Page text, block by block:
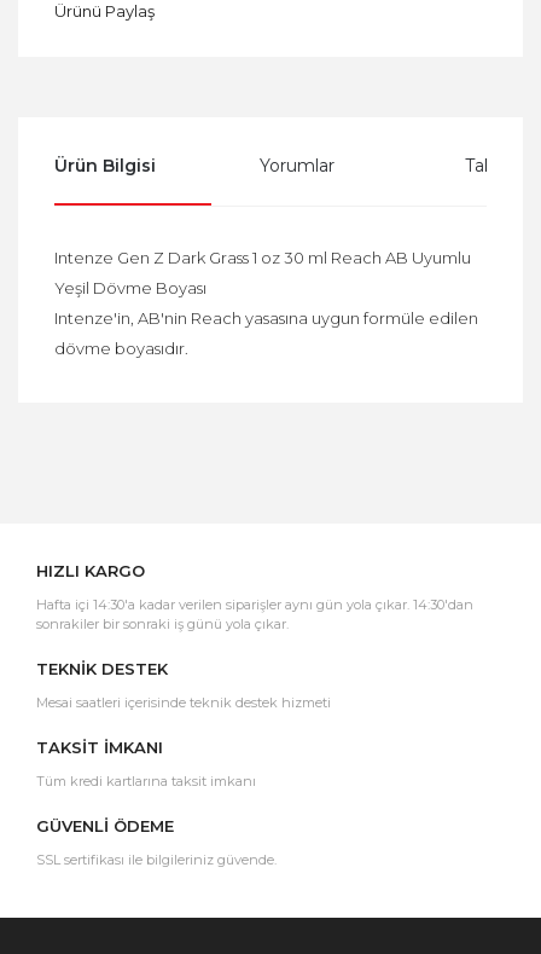
Ürünü Paylaş
Ürün Bilgisi Yorumlar Taksit
Intenze Gen Z Dark Grass 1 oz 30 ml Reach AB Uyumlu
Yeşil Dövme Boyası
Intenze'in, AB'nin Reach yasasına uygun formüle edilen
dövme boyasıdır.
HIZLI KARGO
Hafta içi 14:30'a kadar verilen siparişler aynı gün yola çıkar. 14:30'dan
sonrakiler bir sonraki iş günü yola çıkar.
TEKNİK DESTEK
Mesai saatleri içerisinde teknik destek hizmeti
TAKSİT İMKANI
Tüm kredi kartlarına taksit imkanı
GÜVENLİ ÖDEME
SSL sertifikası ile bilgileriniz güvende.